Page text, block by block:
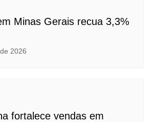
Minas Gerais recua 3,3%
2026
fortalece vendas em